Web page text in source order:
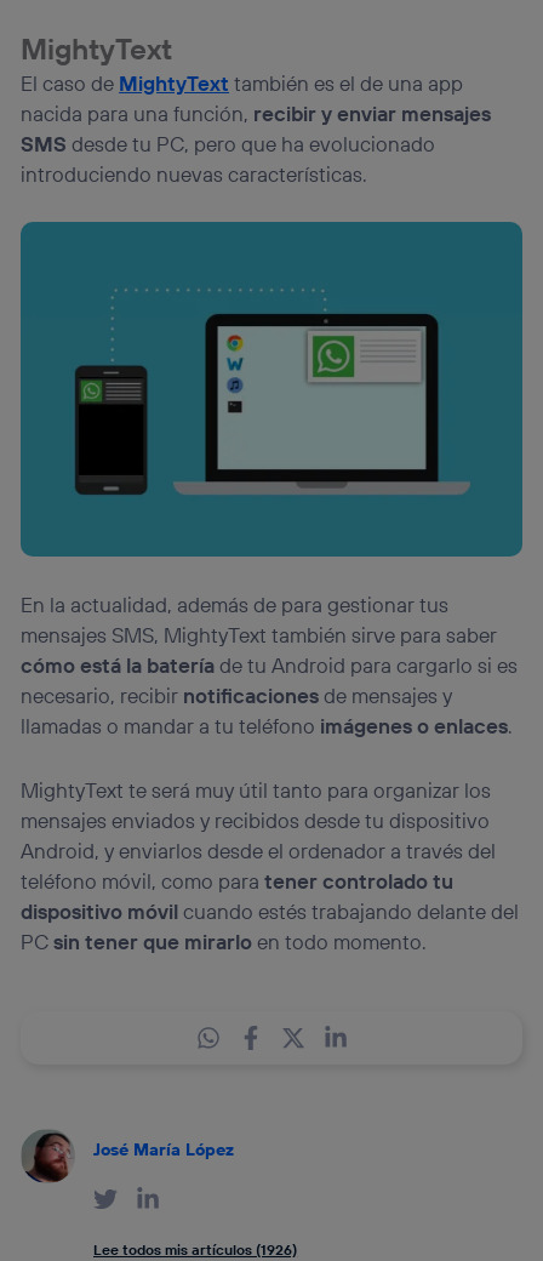
MightyText
El caso de MightyText también es el de una app
nacida para una función, recibir y enviar mensajes
SMS desde tu PC, pero que ha evolucionado
introduciendo nuevas características.
En la actualidad, además de para gestionar tus
mensajes SMS, MightyText también sirve para saber
cómo está la bateríade tu Android para cargarlo si es
necesario, recibir notificacionesde mensajes y
llamadas o mandar a tu teléfono imágenes o enlaces.
MightyText te será muy útil tanto para organizar los
mensajes enviados y recibidos desde tu dispositivo
Android, y enviarlos desde el ordenador a través del
teléfono móvil, como paratener controlado tu
dispositivo móvilcuando estés trabajando delante del
PCsin tener que mirarloen todo momento.
José María López
Lee todos mis artículos (1926)